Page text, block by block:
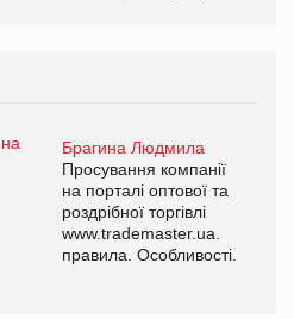
Брагина Людмила
Просування компанії
на порталі оптової та
роздрібної торгівлі
www.trademaster.ua.
правила. Особливості.